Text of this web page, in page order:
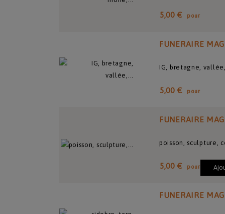
5,00 € pour
FUNERAIRE MAG
IG, bretagne,
5,00 € pour
FUNERAIRE MAG
poisson, sculpture,
5,00 € pour
FUNERAIRE MAG